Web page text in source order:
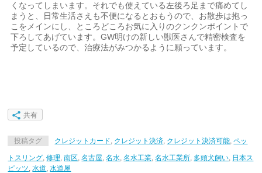
くなってしまいます。それでも使えている左後ろ足まで痛めてし
まうと、日常生活さえも不便になるとおもうので、お散歩は抱っ
こをメインにし、ところどころお気に入りのクンクンポイントで
下ろしてあげています。GW明けの新しい獣医さんで精密検査を
予定しているので、治療法がみつかるように願っています。
共有
投稿タグ クレジットカード, クレジット決済, クレジット決済可能,ペッ
トスリング,修理,南区,名古屋,名水,名水工業,名水工業所, 多頭犬飼い, 日本ス
ピッツ,水道,水道屋